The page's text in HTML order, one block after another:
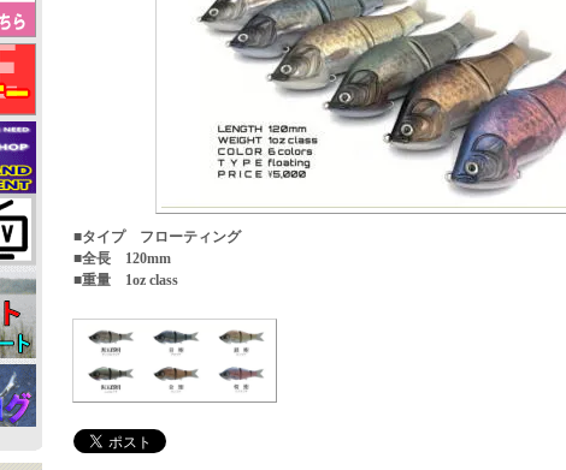
■タイプ フローティング
■全長 120mm
■重量 1oz class